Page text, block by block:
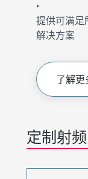
•
提供可满足
解决方案
了解更
定制射